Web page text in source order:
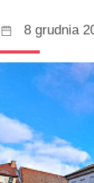
8 grudnia